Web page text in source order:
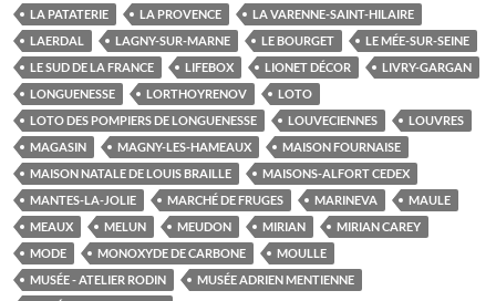
LA PATATERIE
LA PROVENCE
LA VARENNE-SAINT-HILAIRE
LAERDAL
LAGNY-SUR-MARNE LE BOURGET
LE MÉE-SUR-SEINE
LE SUD DE LA FRANCE
LIFEBOX LIONET DÉCOR
LIVRY-GARGAN
LONGUENESSE
LORTHOYRENOV
LOTO
LOTO DES POMPIERS DE LONGUENESSE
LOUVECIENNES
LOUVRES
MAGASIN
MAGNY-LES-HAMEAUX
MAISON FOURNAISE
MAISON NATALE DE LOUIS BRAILLE
MAISONS-ALFORT CEDEX
MANTES-LA-JOLIE
MARCHÉ DE FRUGES MARINEVA
MAULE
MEAUX
MELUN MEUDON MIRIAN
MIRIAN CAREY
MODE
MONOXYDE DE CARBONE
MOULLE
MUSÉE - ATELIER RODIN
MUSÉE ADRIEN MENTIENNE